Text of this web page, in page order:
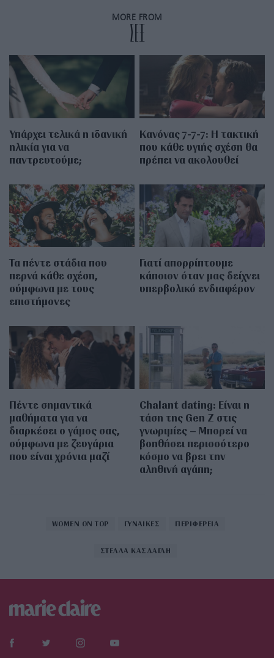
MORE FROM
ΣΕΞ
Υπάρχει τελικά η ιδανική
ηλικία για να
παντρευτούμε;
Κανόνας 7-7-7: Η τακτική
που κάθε υγιής σχέση θα
πρέπει να ακολουθεί
Τα πέντε στάδια που
περνά κάθε σχέση,
σύμφωνα με τους
επιστήμονες
Γιατί απορρίπτουμε
κάποιον όταν μας δείχνει
υπερβολικό ενδιαφέρον
Πέντε σημαντικά
μαθήματα για να
διαρκέσει ο γάμος σας,
σύμφωνα με ζευγάρια
που είναι χρόνια μαζί
Chalant dating: Είναι η
τάση της Gen Z στις
γνωριμίες – Μπορεί να
βοηθήσει περισσότερο
κόσμο να βρει την
αληθινή αγάπη;
WOMEN ON TOP ΓΥΝΑΙΚΕΣ ΠΕΡΙΦΕΡΕΙΑ
ΣΤΕΛΛΑ ΚΑΣΔΑΓΛΗ